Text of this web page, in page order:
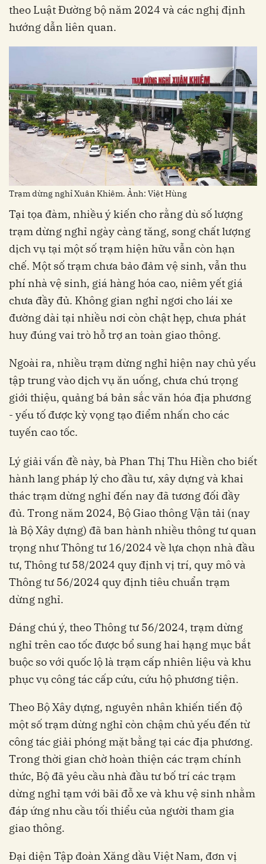
theo Luật Đường bộ năm 2024 và các nghị định
hướng dẫn liên quan.
Trạm dừng nghỉ Xuân Khiêm. Ảnh: Việt Hùng
Tại tọa đàm, nhiều ý kiến cho rằng dù số lượng
trạm dừng nghỉ ngày càng tăng, song chất lượng
dịch vụ tại một số trạm hiện hữu vẫn còn hạn
chế. Một số trạm chưa bảo đảm vệ sinh, vẫn thu
phí nhà vệ sinh, giá hàng hóa cao, niêm yết giá
chưa đầy đủ. Không gian nghỉ ngơi cho lái xe
đường dài tại nhiều nơi còn chật hẹp, chưa phát
huy đúng vai trò hỗ trợ an toàn giao thông.
Ngoài ra, nhiều trạm dừng nghỉ hiện nay chủ yếu
tập trung vào dịch vụ ăn uống, chưa chú trọng
giới thiệu, quảng bá bản sắc văn hóa địa phương
- yếu tố được kỳ vọng tạo điểm nhấn cho các
tuyến cao tốc.
Lý giải vấn đề này, bà Phan Thị Thu Hiền cho biết
hành lang pháp lý cho đầu tư, xây dựng và khai
thác trạm dừng nghỉ đến nay đã tương đối đầy
đủ. Trong năm 2024, Bộ Giao thông Vận tải (nay
là Bộ Xây dựng) đã ban hành nhiều thông tư quan
trọng như Thông tư 16/2024 về lựa chọn nhà đầu
tư, Thông tư 58/2024 quy định vị trí, quy mô và
Thông tư 56/2024 quy định tiêu chuẩn trạm
dừng nghỉ.
Đáng chú ý, theo Thông tư 56/2024, trạm dừng
nghỉ trên cao tốc được bổ sung hai hạng mục bắt
buộc so với quốc lộ là trạm cấp nhiên liệu và khu
phục vụ công tác cấp cứu, cứu hộ phương tiện.
Theo Bộ Xây dựng, nguyên nhân khiến tiến độ
một số trạm dừng nghỉ còn chậm chủ yếu đến từ
công tác giải phóng mặt bằng tại các địa phương.
Trong thời gian chờ hoàn thiện các trạm chính
thức, Bộ đã yêu cầu nhà đầu tư bố trí các trạm
dừng nghỉ tạm với bãi đỗ xe và khu vệ sinh nhằm
đáp ứng nhu cầu tối thiểu của người tham gia
giao thông.
Đại diện Tập đoàn Xăng dầu Việt Nam, đơn vị